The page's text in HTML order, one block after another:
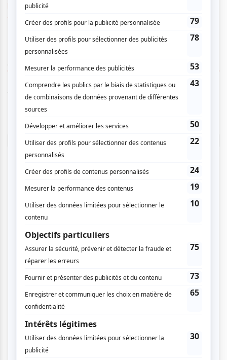
https://www.mbam.qc.ca/fr/activites/julian-gutierrez-
vinardell-piano-goldstream-fr/
AUCUN COMMENTAIRE
Vous devez être connecté pour
donner un avis.
Connectez-vous ici.